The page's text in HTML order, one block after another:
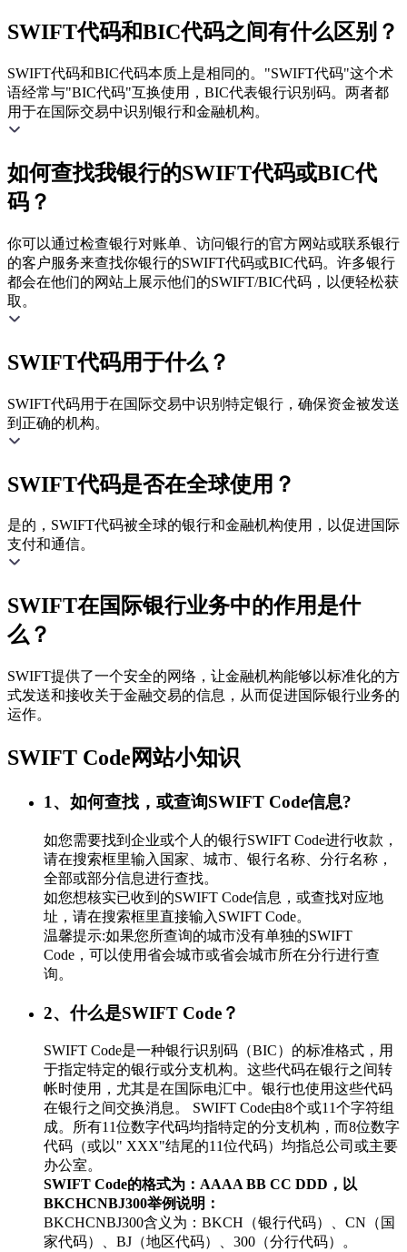
SWIFT代码和BIC代码之间有什么区别？
SWIFT代码和BIC代码本质上是相同的。"SWIFT代码"这个术
语经常与"BIC代码"互换使用，BIC代表银行识别码。两者都
用于在国际交易中识别银行和金融机构。
如何查找我银行的SWIFT代码或BIC代
码？
你可以通过检查银行对账单、访问银行的官方网站或联系银行
的客户服务来查找你银行的SWIFT代码或BIC代码。许多银行
都会在他们的网站上展示他们的SWIFT/BIC代码，以便轻松获
取。
SWIFT代码用于什么？
SWIFT代码用于在国际交易中识别特定银行，确保资金被发送
到正确的机构。
SWIFT代码是否在全球使用？
是的，SWIFT代码被全球的银行和金融机构使用，以促进国际
支付和通信。
SWIFT在国际银行业务中的作用是什
么？
SWIFT提供了一个安全的网络，让金融机构能够以标准化的方
式发送和接收关于金融交易的信息，从而促进国际银行业务的
运作。
SWIFT Code网站小知识
1、如何查找，或查询SWIFT Code信息?
如您需要找到企业或个人的银行SWIFT Code进行收款，
请在搜索框里输入国家、城市、银行名称、分行名称，
全部或部分信息进行查找。
如您想核实已收到的SWIFT Code信息，或查找对应地
址，请在搜索框里直接输入SWIFT Code。
温馨提示:如果您所查询的城市没有单独的SWIFT
Code，可以使用省会城市或省会城市所在分行进行查
询。
2、什么是SWIFT Code？
SWIFT Code是一种银行识别码（BIC）的标准格式，用
于指定特定的银行或分支机构。这些代码在银行之间转
帐时使用，尤其是在国际电汇中。银行也使用这些代码
在银行之间交换消息。 SWIFT Code由8个或11个字符组
成。所有11位数字代码均指特定的分支机构，而8位数字
代码（或以" XXX"结尾的11位代码）均指总公司或主要
办公室。
SWIFT Code的格式为：AAAA BB CC DDD，以
BKCHCNBJ300举例说明：
BKCHCNBJ300含义为：BKCH（银行代码）、CN（国
家代码）、BJ（地区代码）、300（分行代码）。